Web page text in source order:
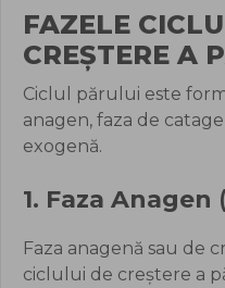
FAZELE
CREȘTERE A
Ciclul părului este
anagen, faza de
exogenă.
1. Faza Anagen
Faza anagenă sau de
ciclului de creștere a